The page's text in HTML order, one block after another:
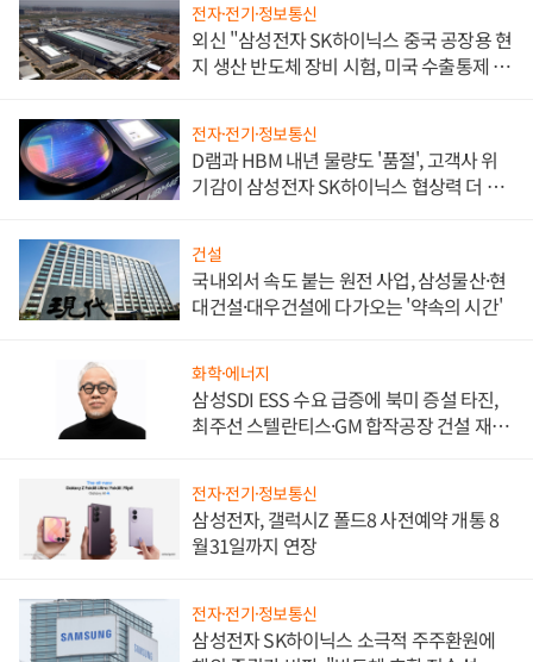
전자·전기·정보통신
외신 "삼성전자 SK하이닉스 중국 공장용 현
지 생산 반도체 장비 시험, 미국 수출통제 대
전자·전기·정보통신
D램과 HBM 내년 물량도 '품절', 고객사 위
기감이 삼성전자 SK하이닉스 협상력 더 키
건설
국내외서 속도 붙는 원전 사업, 삼성물산·현
대건설·대우건설에 다가오는 '약속의 시간'
화학·에너지
삼성SDI ESS 수요 급증에 북미 증설 타진,
최주선 스텔란티스·GM 합작공장 건설 재추
전자·전기·정보통신
삼성전자, 갤럭시Z 폴드8 사전예약 개통 8
월31일까지 연장
전자·전기·정보통신
삼성전자 SK하이닉스 소극적 주주환원에